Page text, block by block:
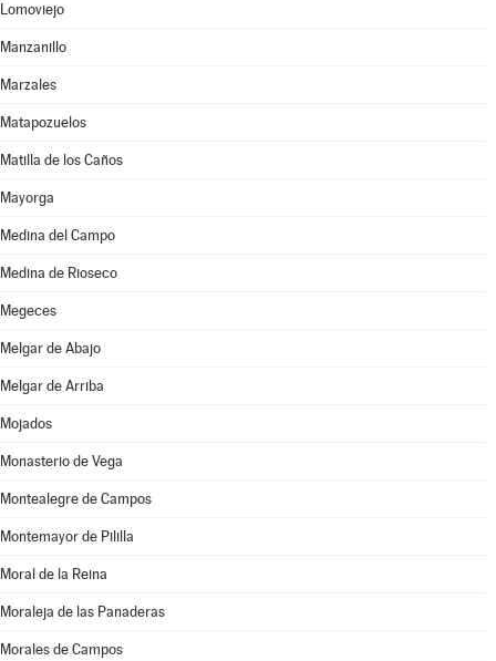
Lomoviejo
Manzanillo
Marzales
Matapozuelos
Matilla de los Caños
Mayorga
Medina del Campo
Medina de Rioseco
Megeces
Melgar de Abajo
Melgar de Arriba
Mojados
Monasterio de Vega
Montealegre de Campos
Montemayor de Pililla
Moral de la Reina
Moraleja de las Panaderas
Morales de Campos